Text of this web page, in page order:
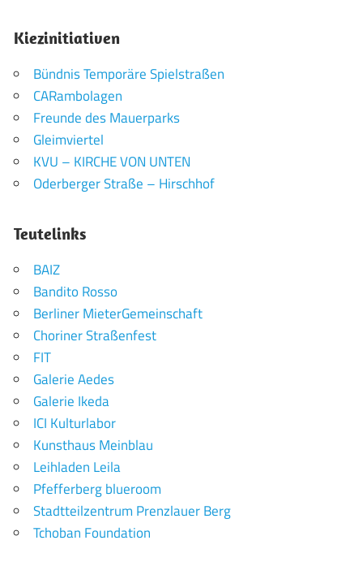
Kiezinitiativen
Bündnis Temporäre Spielstraßen
CARambolagen
Freunde des Mauerparks
Gleimviertel
KVU – KIRCHE VON UNTEN
Oderberger Straße – Hirschhof
Teutelinks
BAIZ
Bandito Rosso
Berliner MieterGemeinschaft
Choriner Straßenfest
FIT
Galerie Aedes
Galerie Ikeda
ICI Kulturlabor
Kunsthaus Meinblau
Leihladen Leila
Pfefferberg blueroom
Stadtteilzentrum Prenzlauer Berg
Tchoban Foundation